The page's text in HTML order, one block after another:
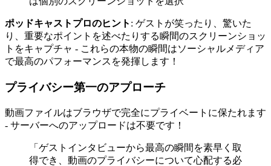
ポッドキャストプロのヒント : ゲストが笑ったり、驚いた
り、重要なポイントを述べたりする瞬間のスクリーンショッ
トをキャプチャ - これらの本物の瞬間はソーシャルメディア
で最高のパフォーマンスを発揮します！
プライバシー第一のアプローチ
動画ファイルはブラウザで完全にプライベートに保たれます
- サーバーへのアップロードは不要です！
「ゲストインタビューから最高の瞬間を素早く取
得でき、動画のプライバシーについて心配する必